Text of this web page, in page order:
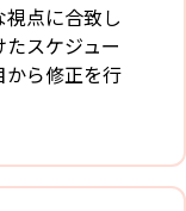
点に合致し
スケジュー
から修正を行